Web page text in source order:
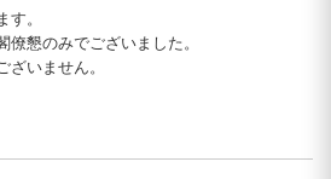
。
懇のみでございました。
いません。